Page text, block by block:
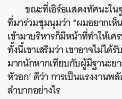
ขณะที่เอิร์ธแสดงทัศนะใ
ที่มาร่วมชุมนุมว่า “ผมอยากเห็
เข้ามาบริหารก็มีหน้าที่ทำให้เ
ทั้งนี้เขาเสริมว่า เขาอาจไม่ได้
มากนักหากเทียบกับผู้มีฐานะย
หัวอก’ ดีว่า การเป็นแรงงาน
ลำบากอย่างไร